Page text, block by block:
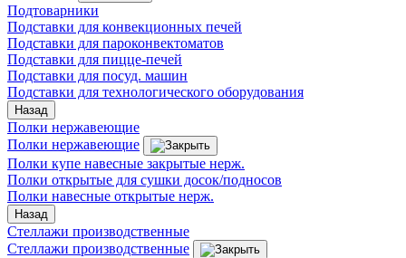
Подтоварники
Подставки для конвекционных печей
Подставки для пароконвектоматов
Подставки для пицце-печей
Подставки для посуд. машин
Подставки для технологического оборудования
Назад
Полки нержавеющие
Полки нержавеющие
Полки купе навесные закрытые нерж.
Полки открытые для сушки досок/подносов
Полки навесные открытые нерж.
Назад
Стеллажи производственные
Стеллажи производственные